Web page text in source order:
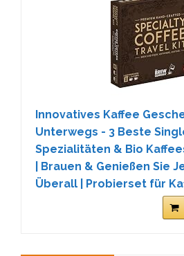
Innovatives Kaffee
Unterwegs - 3 Beste
Spezialitäten & Bio
| Brauen & Genießen Sie
Überall | Probierset für